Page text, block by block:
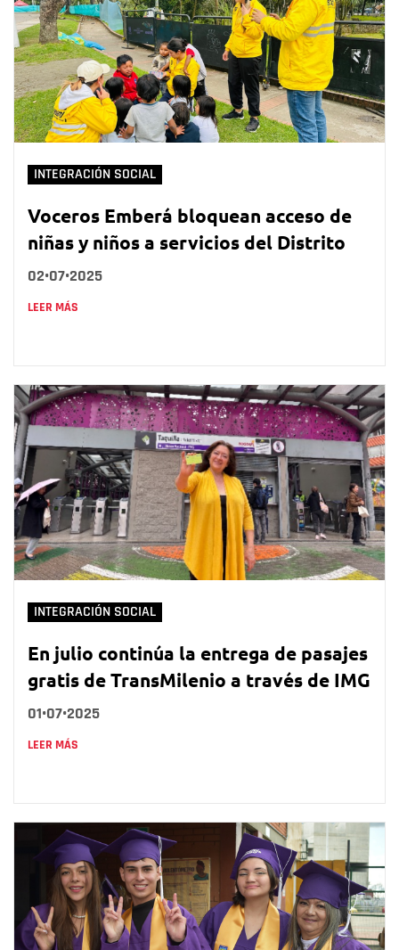
INTEGRACIÓN SOCIAL
Voceros Emberá bloquean acceso de
niñas y niños a servicios del Distrito
02•07•2025
LEER MÁS
INTEGRACIÓN SOCIAL
En julio continúa la entrega de pasajes
gratis de TransMilenio a través de IMG
01•07•2025
LEER MÁS